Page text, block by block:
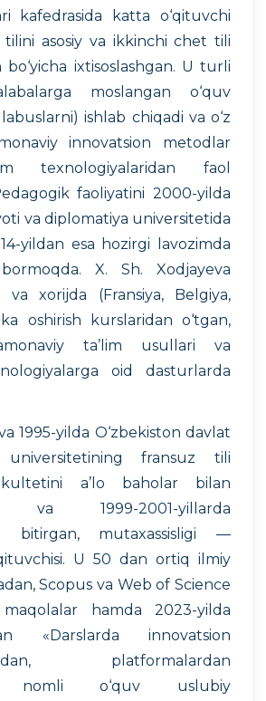
kafedrasida katta o‘qituvchi
tilini asosiy va ikkinchi chet tili
bo‘yicha ixtisoslashgan. U turli
moslangan o‘quv
ishlab chiqadi va o‘z
innovatsion metodlar
texnologiyalaridan faol
faoliyatini 2000-yilda
va diplomatiya universitetida
yildan esa hozirgi lavozimda
X. Sh. Xodjayeva
va xorijda (Fransiya, Belgiya,
oshirish kurslaridan o‘tgan,
ta’lim usullari va
oid dasturlarda
1995-yilda O‘zbekiston davlat
fransuz tili
a’lo baholar bilan
va 1999-2001-yillarda
bitirgan, mutaxassisligi —
U 50 dan ortiq ilmiy
Scopus va Web of Science
hamda 2023-yilda
«Darslarda innovatsion
platformalardan
nomli o‘quv uslubiy